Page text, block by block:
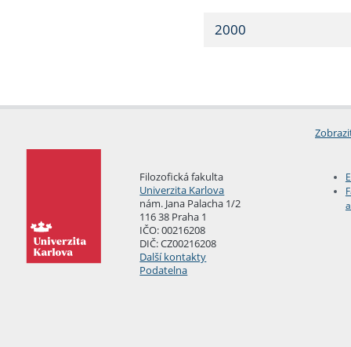
2000
Filozofická fakulta
Univerzita Karlova
nám. Jana Palacha 1/2
116 38 Praha 1
IČO: 00216208
DIČ: CZ00216208
Další kontakty
Podatelna